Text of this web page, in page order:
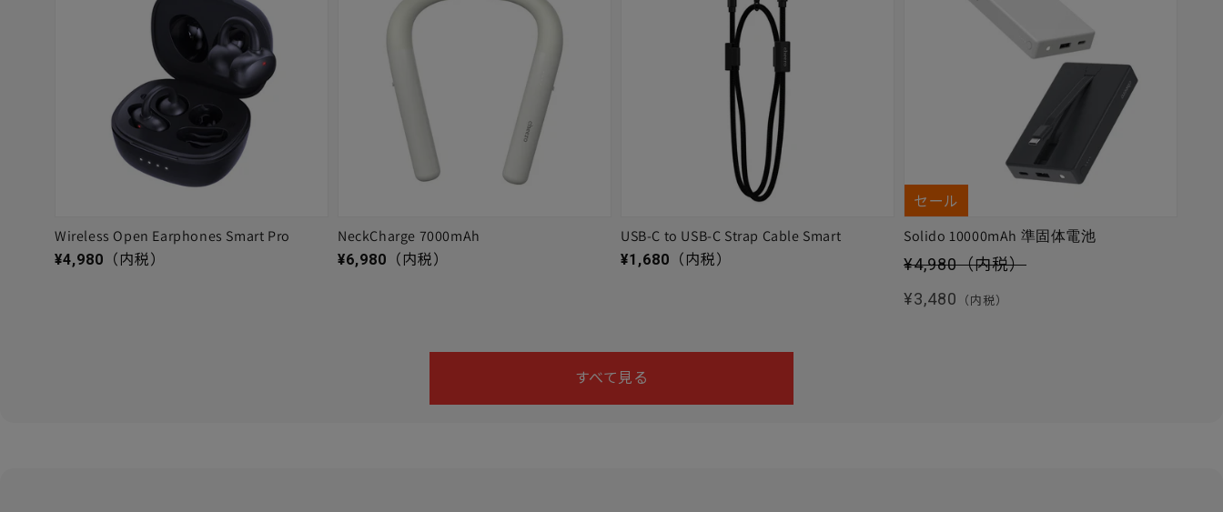
Wireless Open Earphones Smart Pro
通常価格
¥4,980 （内税）
NeckCharge 7000mAh
通常価格
¥6,980 （内税）
USB-C to USB-C Strap Cable Smart
通常価格
¥1,680 （内税）
セール
Solido 10000mAh 準固体電池
セール価格
¥4,980（内税）
通常価格
¥3,480 （内税）
すべて見る